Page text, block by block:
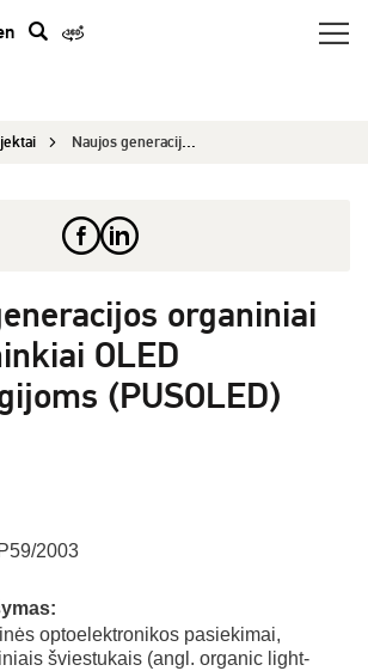
e
Naujos generacijos organiniai puslaidininkiai OL...
organiniai
OLED
(PUSOLED)
2003
optoelektronikos pasiekimai,
šviestukais (angl. organic light-